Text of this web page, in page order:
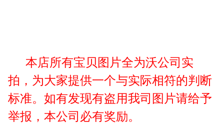
本店所有宝贝图片全为沃公司实
拍，为大家提供一个与实际相符的判断
标准。如有发现有盗用我司图片请给予
举报，本公司必有奖励。